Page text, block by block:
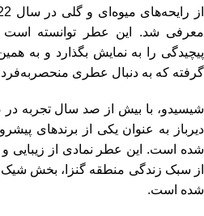
معرفی شد. این عطر توانسته
پیچیدگی را به نمایش بگذارد و به
گرفته که به دنبال عطری منحصربه‌فرد
شیسیدو، با بیش از صد سال تجربه
دیرباز به عنوان یکی از برندهای
شده است. این عطر نمادی از زیبایی و
از سبک زندگی منطقه گنزا، بخش
شده است​.